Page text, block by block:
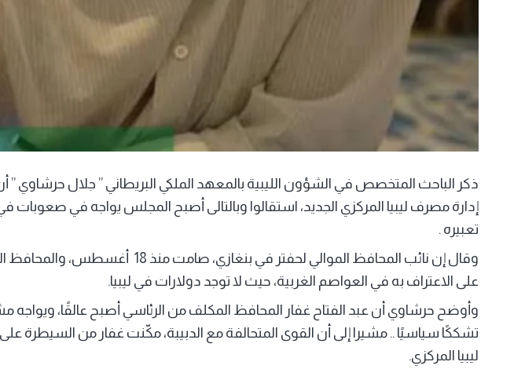
ذكر الباحث المتخصص في الشؤون الليبية بالمعهد الملكي البريطاني ” جلال
إدارة مصرف ليبيا المركزي الجديد، استقالوا وبالتالى أصبح المجلس يواجه في صعوبات
تعبيره .
وقال إن نائب المحافظ الموالي لحفتر في
على الاعتراف به في العواصم الغربية، حيث لا توجد دولارات في ليبيا.
وأوضح حرشاوي أن عبد الفتاح غفار المحافظ المكلف من الرئاسي أصبح عالقًا، ويواجه
تشككًا سياسيًا .. مشيرا إلى أن القوى المتحالفة مع الدبيبة، مكّنت غفار من السيطرة على
ليبيا المركزي.